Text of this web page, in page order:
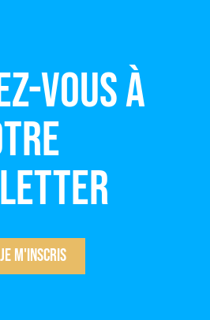
vous à
Je m'inscris